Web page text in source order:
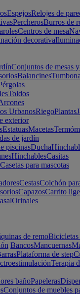
EspejosRelojes de
PercherosBurros de
Centros de mesa
decorativa
Conjuntos de mesas
Balancines
Toldos
UrbanosRiegoPlantas
exterior
EstatuasMacetas
de jardín
piscinasDucha
HinchablesCasitas
Casetas para mascotas
CestasColchón
CapazosCarrito
Orinales
de remo
BancosMancuernas
Plataforma de step
Terapia
bañoPapeleras
Conjuntos de muebles